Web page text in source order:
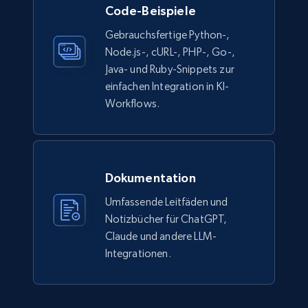
count, Main image, Category url, Category, and
eCommerce
151+
Walmart sellers info
Seller id, URL, Catalog seller id, Seller name, Seller
display name, Seller email, Seller phone, Seller
about us, and more.
Code-Beispiele
Gebrauchsfertige Python-,
Node.js-, cURL-, PHP-, Go-,
Java- und Ruby-Snippets zur
einfachen Integration in KI-
Workflows.
Dokumentation
Umfassende Leitfäden und
Notizbücher für ChatGPT,
Claude und andere LLM-
Integrationen.